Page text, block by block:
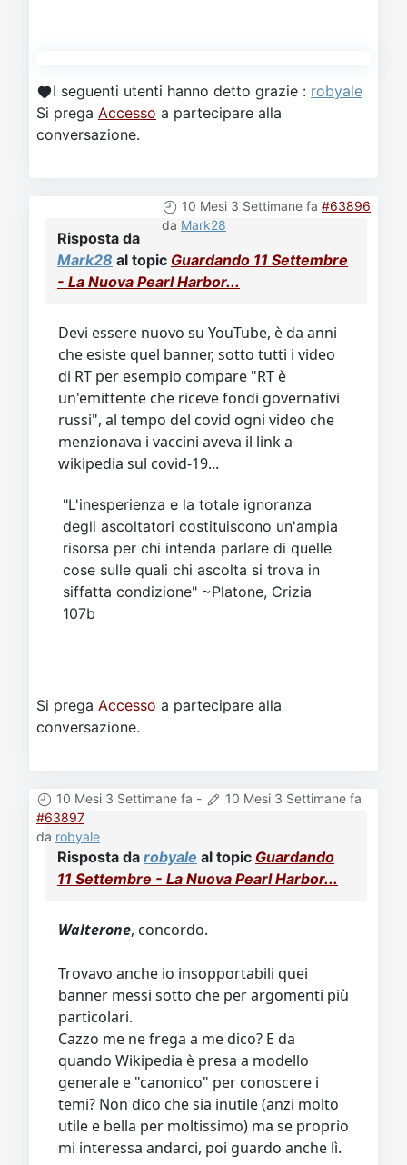
I seguenti utenti hanno detto grazie : robyale
Si prega Accesso a partecipare alla
conversazione.
10 Mesi 3 Settimane fa #63896
da Mark28
Risposta da
Mark28 al topic Guardando 11 Settembre
- La Nuova Pearl Harbor...
Devi essere nuovo su YouTube, è da anni
che esiste quel banner, sotto tutti i video
di RT per esempio compare "RT è
un'emittente che riceve fondi governativi
russi", al tempo del covid ogni video che
menzionava i vaccini aveva il link a
wikipedia sul covid-19...
"L'inesperienza e la totale ignoranza
degli ascoltatori costituiscono un'ampia
risorsa per chi intenda parlare di quelle
cose sulle quali chi ascolta si trova in
siffatta condizione" ~Platone, Crizia
107b
Si prega Accesso a partecipare alla
conversazione.
10 Mesi 3 Settimane fa -
10 Mesi 3 Settimane fa
#63897
da robyale
Risposta da robyale al topic Guardando
11 Settembre - La Nuova Pearl Harbor...
Walterone, concordo.
Trovavo anche io insopportabili quei
banner messi sotto che per argomenti più
particolari.
Cazzo me ne frega a me dico? E da
quando Wikipedia è presa a modello
generale e "canonico" per conoscere i
temi? Non dico che sia inutile (anzi molto
utile e bella per moltissimo) ma se proprio
mi interessa andarci, poi guardo anche lì.